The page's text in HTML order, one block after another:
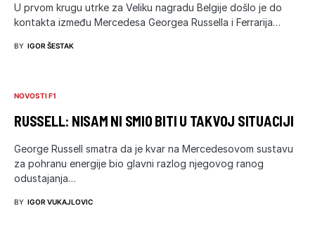
U prvom krugu utrke za Veliku nagradu Belgije došlo je do
kontakta između Mercedesa Georgea Russella i Ferrarija…
BY IGOR ŠESTAK
NOVOSTI F1
RUSSELL: NISAM NI SMIO BITI U TAKVOJ SITUACIJI
George Russell smatra da je kvar na Mercedesovom sustavu
za pohranu energije bio glavni razlog njegovog ranog
odustajanja…
BY IGOR VUKAJLOVIC